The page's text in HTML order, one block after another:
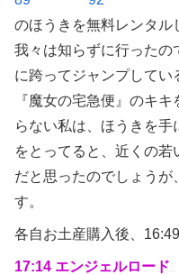
のほうきを無料レンタル
我々は知らずに行ったの
に跨ってジャンプしてい
『魔女の宅急便』のキ
らない私は、ほうきを
をとってると、近くの
だと思ったのでしょう
す。
各自お土産購入後、
17:14 エンジェルロード